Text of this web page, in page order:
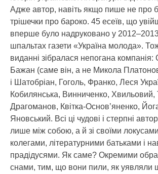
Адже автор, навіть якщо пише не про
трішечки про бароко. 45 есеїв, що
вперше було надруковано у
шпальтах газети «Україна молода».
виданні зібралася непогана компанія:
Бажан (саме він, а не Микола
і Шатобріан, Гоголь, Франко, Леся
Кобилянська, Винниченко, Хвильовий,
Драгоманов, Квітка-Основ’яненко,
Яновський. Всі ці чудові і стерпні
лише між собою, а й зі своїми
колегами, літературними батьками і
прадідусями. Як саме? Окремими
снами, тим, що вони пили, як уявляли